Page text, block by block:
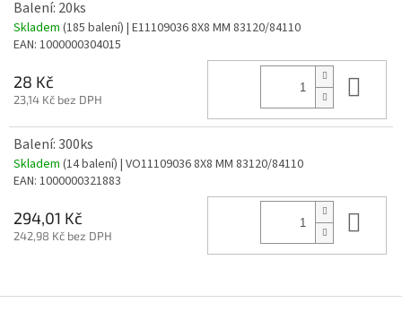
Balení: 20ks
Skladem (185 balení) | E11109036 8X8 MM 83120/84110
EAN: 1000000304015
28 Kč
23,14 Kč bez DPH
Balení: 300ks
Skladem (14 balení) | VO11109036 8X8 MM 83120/84110
EAN: 1000000321883
294,01 Kč
242,98 Kč bez DPH